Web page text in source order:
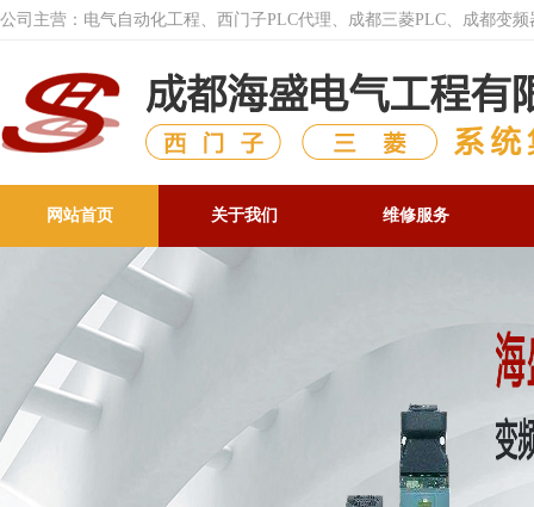
公司主营：电气自动化工程、西门子PLC代理、成都三菱PLC、成都变
网站首页 关于我们 维修服务